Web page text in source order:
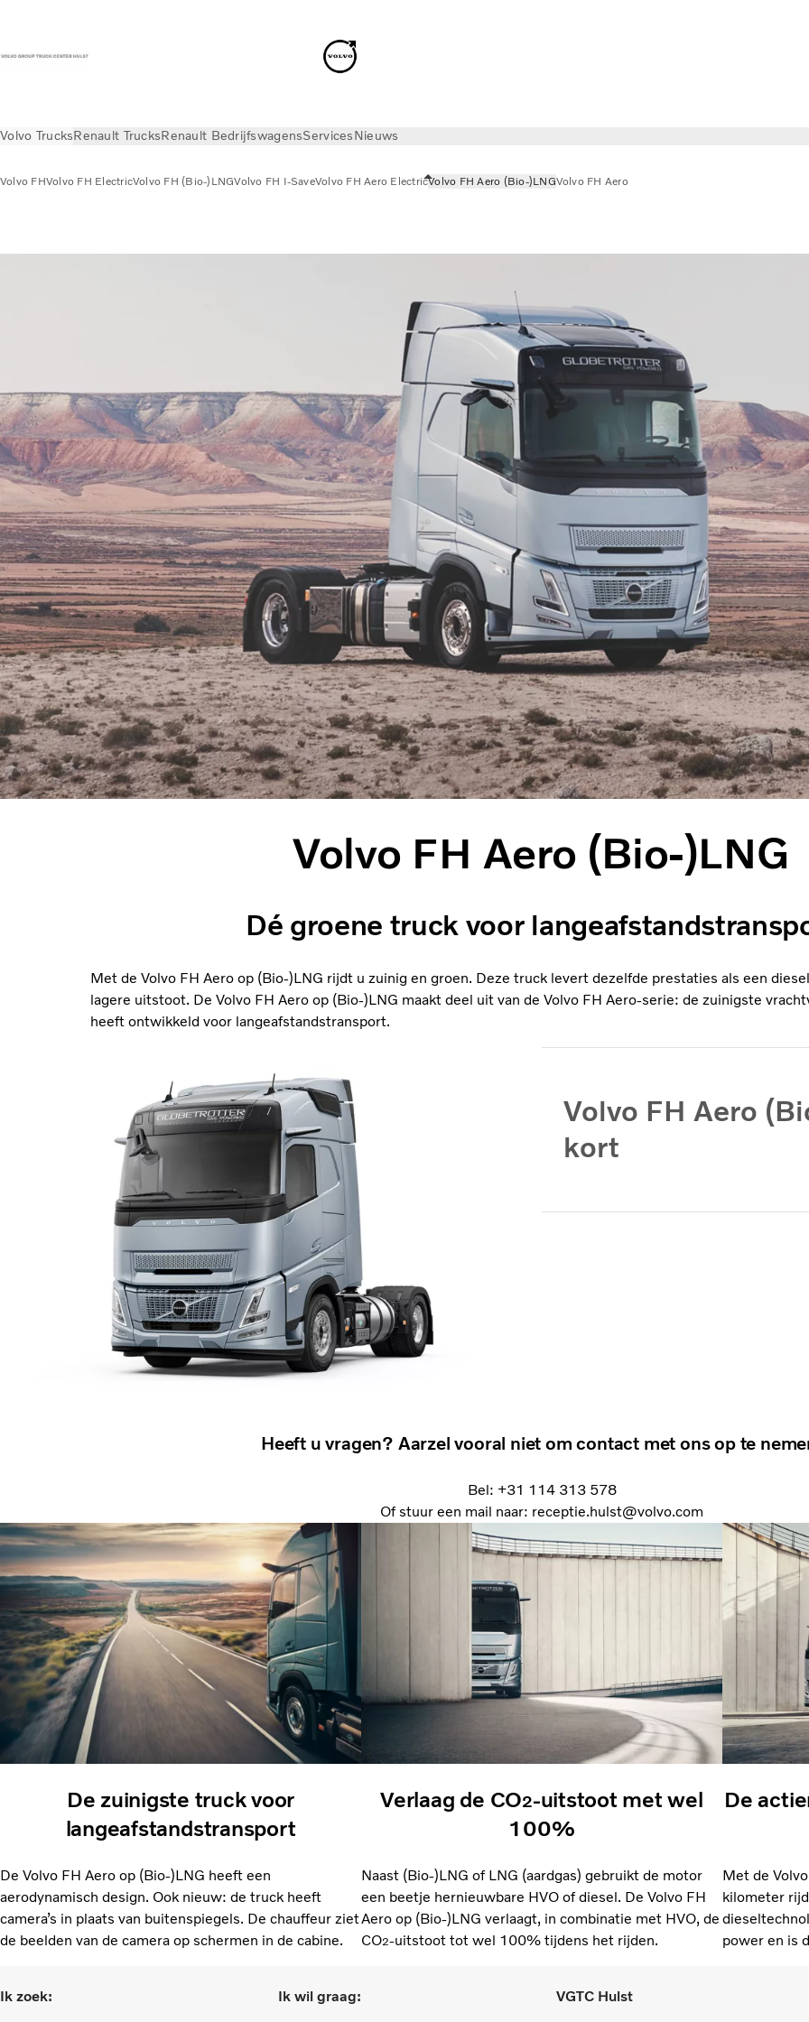
Volvo TrucksRenault TrucksRenault BedrijfswagensServicesNieuws
Volvo FHVolvo FH ElectricVolvo FH (Bio-)LNGVolvo FH I-SaveVolvo FH Aero ElectricVolvo FH Aero (Bio-)LNGVolvo FH Aero
Volvo FH Aero (Bio-)LNG
Dé groene truck voor
Met de Volvo FH Aero op (Bio-)LNG rijdt u zuinig en groen. Deze truck levert dezelfde prestaties als een
lagere uitstoot. De Volvo FH Aero op (Bio-)LNG maakt deel uit van de Volvo FH Aero-serie: de zuinigste
heeft ontwikkeld voor langeafstandstransport.
Volvo FH Aero
kort
Heeft u vragen? Aarzel vooral niet om contact met ons op te
Bel: +31 114 313 578
Of stuur een mail naar: receptie.hulst@volvo.com
De zuinigste truck voor
langeafstandstransport
De Volvo FH Aero op (Bio-)LNG heeft een
aerodynamisch design. Ook nieuw: de truck heeft
camera’s in plaats van buitenspiegels. De chauffeur ziet
de beelden van de camera op schermen in de cabine.
Verlaag de CO2-uitstoot met wel
100%
Naast (Bio-)LNG of LNG (aardgas) gebruikt de motor
een beetje hernieuwbare HVO of diesel. De Volvo FH
Aero op (Bio-)LNG verlaagt, in combinatie met HVO, de
CO2-uitstoot tot wel 100% tijdens het rijden.
De
Met de
kilometer
power en is
Ik zoek: Ik wil graag: VGTC Hulst